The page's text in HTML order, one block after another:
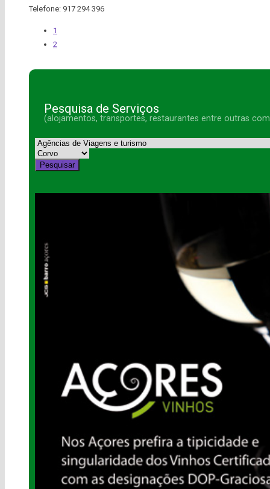
Telefone: 917 294 396
1
2
Pesquisa de Serviços
(alojamentos, transportes, restaurantes entre outras
Pesquisar